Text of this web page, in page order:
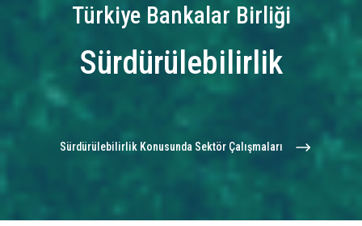
Türkiye Bankalar Birliği
Sürdürülebilirlik
Sürdürülebilirlik Konusunda Sektör Çalışmaları